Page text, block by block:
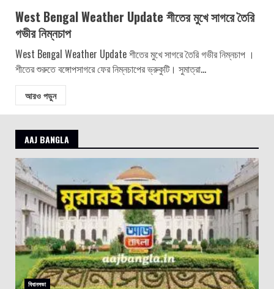
West Bengal Weather Update শীতের মুখে সাগরে তৈরি
গভীর নিম্নচাপ
West Bengal Weather Update শীতের মুখে সাগরে তৈরি গভীর নিম্নচাপ ।
শীতের শুরুতে বঙ্গোপসাগরে ফের নিম্নচাপের ভ্রুকুটি। সুমাত্রা...
আরও পড়ুন
AAJ BANGLA
বিধানসভা